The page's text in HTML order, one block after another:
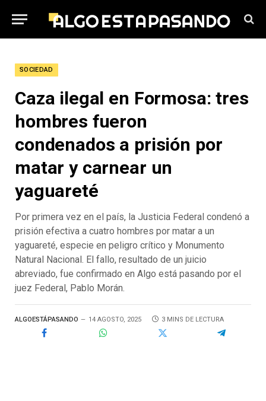
SOCIEDAD
Caza ilegal en Formosa: tres
hombres fueron
condenados a prisión por
matar y carnear un
yaguareté
Por primera vez en el país, la Justicia Federal condenó a
prisión efectiva a cuatro hombres por matar a un
yaguareté, especie en peligro crítico y Monumento
Natural Nacional. El fallo, resultado de un juicio
abreviado, fue confirmado en Algo está pasando por el
juez Federal, Pablo Morán.
ALGOESTÁPASANDO 14 AGOSTO, 2025 3 MINS DE LECTURA